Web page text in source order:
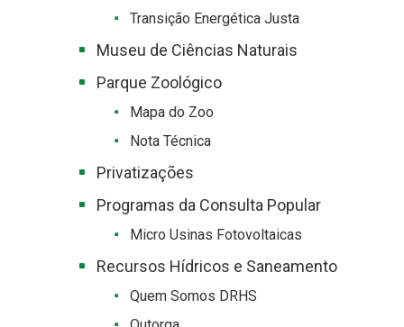
Transição Energética Justa
Museu de Ciências Naturais
Parque Zoológico
Mapa do Zoo
Nota Técnica
Privatizações
Programas da Consulta Popular
Micro Usinas Fotovoltaicas
Recursos Hídricos e Saneamento
Quem Somos DRHS